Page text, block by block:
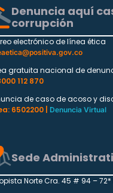
Denuncia aquí
corrupción
electrónico de línea ética
gratuita nacional de
112 870
de caso de acoso y
6502200 |
Denuncia Virtual
Sede
Norte Cra. 45 # 94 – 72*